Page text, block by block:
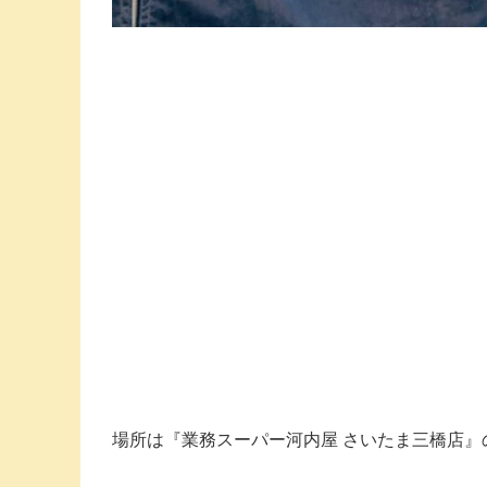
場所は『業務スーパー河内屋 さいたま三橋店』